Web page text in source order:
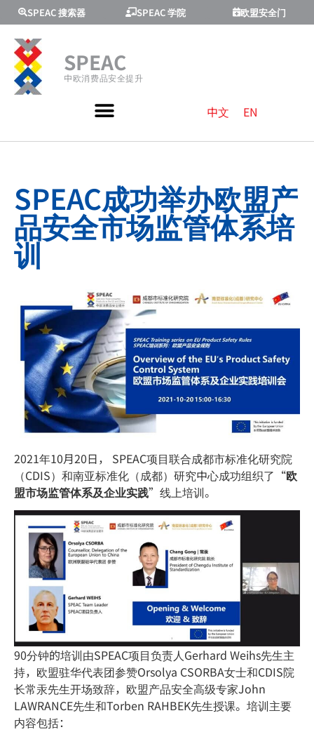
SPEAC 搜索器 SPEAC 学院 欧盟安全门
SPEAC
中欧消费品安全提升
中文 EN
SPEAC成功举办欧盟产
品安全市场监管体系培
训
2021年10月20日， SPEAC项目联合成都市标准化研究院
（CDIS）和南亚标准化（成都）研究中心成功组织了“欧
盟市场监管体系及企业实践”线上培训。
90分钟的培训由SPEAC项目负责人Gerhard Weihs先生主
持，欧盟驻华代表团参赞Orsolya CSORBA女士和CDIS院
长常汞先生开场致辞，欧盟产品安全高级专家John
LAWRANCE先生和Torben RAHBEK先生授课。培训主要
内容包括：